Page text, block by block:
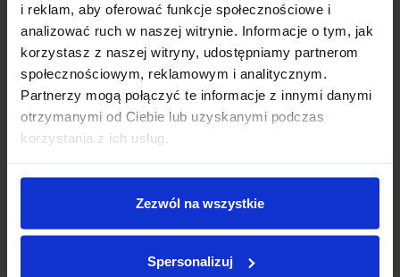
i reklam, aby oferować funkcje społecznościowe i
analizować ruch w naszej witrynie. Informacje o tym, jak
korzystasz z naszej witryny, udostępniamy partnerom
społecznościowym, reklamowym i analitycznym.
Partnerzy mogą połączyć te informacje z innymi danymi
otrzymanymi od Ciebie lub uzyskanymi podczas
korzystania z ich usług.
Zezwól na wszystkie
Spersonalizuj
PROMOCJA